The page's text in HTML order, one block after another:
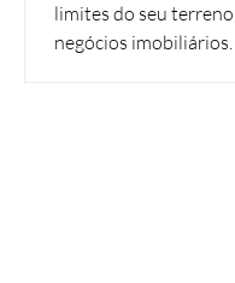
limites do seu
negócios imobiliários.